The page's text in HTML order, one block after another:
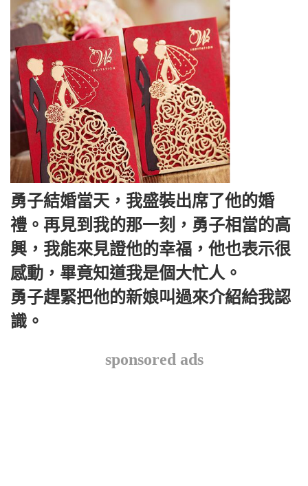
勇子結婚當天，我盛裝出席了他的婚
禮。再見到我的那一刻，勇子相當的高
興，我能來見證他的幸福，他也表示很
感動，畢竟知道我是個大忙人。
勇子趕緊把他的新娘叫過來介紹給我認
識。
sponsored ads